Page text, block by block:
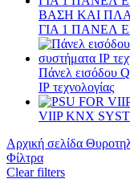
ΒΑΣΗ ΚΑΙ
ΓΙΑ 1 ΠΑΝΕΛ
Πάνελ εισόδου
ΙΡ τεχνολογίας
VIIP KNX
Αρχική σελίδα
Φίλτρα
Clear filters